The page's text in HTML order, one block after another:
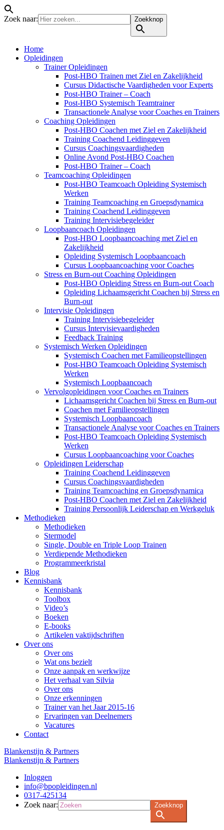
Zoek naar: Zoekknop
Home
Opleidingen
Trainer Opleidingen
Post-HBO Trainen met Ziel en Zakelijkheid
Cursus Didactische Vaardigheden voor Experts
Post-HBO Trainer – Coach
Post-HBO Systemisch Teamtrainer
Transactionele Analyse voor Coaches en Trainers
Coaching Opleidingen
Post-HBO Coachen met Ziel en Zakelijkheid
Training Coachend Leidinggeven
Cursus Coachingsvaardigheden
Online Avond Post-HBO Coachen
Post-HBO Trainer – Coach
Teamcoaching Opleidingen
Post-HBO Teamcoach Opleiding Systemisch
Werken
Training Teamcoaching en Groepsdynamica
Training Coachend Leidinggeven
Training Intervisiebegeleider
Loopbaancoach Opleidingen
Post-HBO Loopbaancoaching met Ziel en
Zakelijkheid
Opleiding Systemisch Loopbaancoach
Cursus Loopbaancoaching voor Coaches
Stress en Burn-out Coaching Opleidingen
Post-HBO Opleiding Stress en Burn-out Coach
Opleiding Lichaamsgericht Coachen bij Stress en
Burn-out
Intervisie Opleidingen
Training Intervisiebegeleider
Cursus Intervisievaardigheden
Feedback Training
Systemisch Werken Opleidingen
Systemisch Coachen met Familieopstellingen
Post-HBO Teamcoach Opleiding Systemisch
Werken
Systemisch Loopbaancoach
Vervolgopleidingen voor Coaches en Trainers
Lichaamsgericht Coachen bij Stress en Burn-out
Coachen met Familieopstellingen
Systemisch Loopbaancoach
Transactionele Analyse voor Coaches en Trainers
Post-HBO Teamcoach Opleiding Systemisch
Werken
Cursus Loopbaancoaching voor Coaches
Opleidingen Leiderschap
Training Coachend Leidinggeven
Cursus Coachingsvaardigheden
Training Teamcoaching en Groepsdynamica
Post-HBO Coachen met Ziel en Zakelijkheid
Training Persoonlijk Leiderschap en Werkgeluk
Methodieken
Methodieken
Stermodel
Single, Double en Triple Loop Trainen
Verdiepende Methodieken
Programmeerkristal
Blog
Kennisbank
Kennisbank
Toolbox
Video’s
Boeken
E-books
Artikelen vaktijdschriften
Over ons
Over ons
Wat ons bezielt
Onze aanpak en werkwijze
Het verhaal van Silvia
Over ons
Onze erkenningen
Trainer van het Jaar 2015-16
Ervaringen van Deelnemers
Vacatures
Contact
Blankenstijn & Partners
Blankenstijn & Partners
Inloggen
info@bpopleidingen.nl
0317-425134
Zoek naar:
Zoekknop